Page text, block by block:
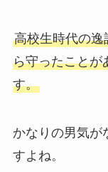
高校生時代の
ら守ったことが
す。
かなりの男気が
すよね。